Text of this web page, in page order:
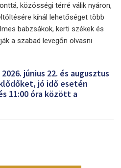
közösségi térré válik nyáron,
kínál lehetőséget több
babzsákok, kerti székek és
a szabad levegőn olvasni
június 22. és augusztus
jó idő esetén
11:00 óra között a